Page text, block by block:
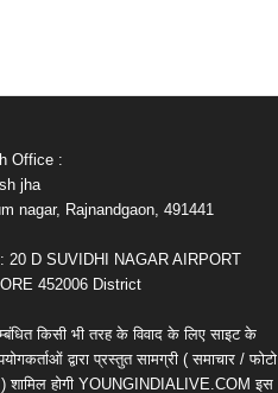
Office :
jha
nagar, Rajnandgaon, 491441
20 D SUVIDHI NAGAR AIRPORT
452006 District
किसी भी तरह के विवाद के लिए साइट के
द्वारा प्रस्तुत सामग्री ( समाचार / फोटो
) शामिल होगी YOUNGINDIALIVE.COM इस